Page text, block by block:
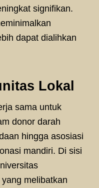
signifikan.
dapat dialihkan
Lokal
sama untuk
donor darah
hingga asosiasi
mandiri. Di sisi
melibatkan